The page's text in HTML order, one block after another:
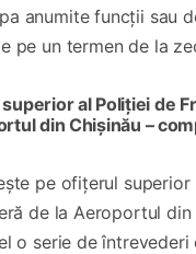
anumite funcţii sau
pe un termen de la
al Poliției de
din Chișinău –
pe ofițerul superior
de la Aeroportul din
o serie de întrevederi